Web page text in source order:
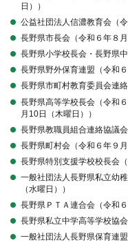
日））
公益社団法人信濃教育会（
長野県市長会（令和６年８
長野県小学校長会・長野県
長野県野外保育連盟（令和
長野県市町村教育委員会連
長野県高等学校長会（令和
月10日（木曜日））
長野県教職員組合連絡協議
長野県町村会（令和６年９月
長野県特別支援学校校長会
一般社団法人長野県私立幼
（水曜日））
長野県ＰＴＡ連合会（令和
長野県私立中学高等学校協
一般社団法人長野県保育連